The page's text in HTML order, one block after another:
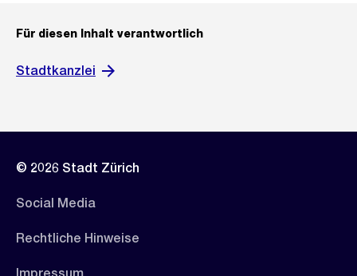
Für diesen Inhalt verantwortlich
Stadtkanzlei
© 2026 Stadt Zürich
Social Media
Rechtliche Hinweise